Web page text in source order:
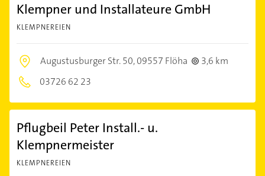
Klempner und Installateure GmbH
KLEMPNEREIEN
Augustusburger Str. 50,09557 Flöha
3,6 km
03726 62 23
Pflugbeil Peter Install.- u.
Klempnermeister
KLEMPNEREIEN